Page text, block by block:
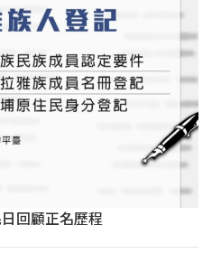
回顧正名歷程